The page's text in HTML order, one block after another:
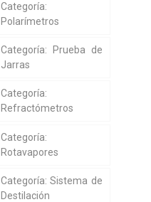
Categoría:
Polarímetros
Categoría: Prueba de
Jarras
Categoría:
Refractómetros
Categoría:
Rotavapores
Categoría: Sistema de
Destilación